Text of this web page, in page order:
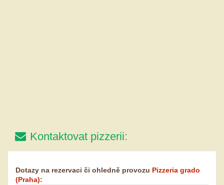
Kontaktovat pizzerii:
Dotazy na rezervaci či ohledně provozu Pizzeria grado
(Praha):